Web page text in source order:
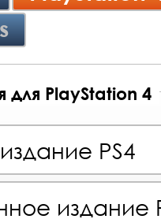
для PlayStation 4
PS4
издание